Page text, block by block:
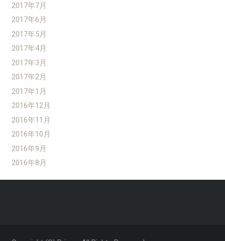
2017年7月
2017年6月
2017年5月
2017年4月
2017年3月
2017年2月
2017年1月
2016年12月
2016年11月
2016年10月
2016年9月
2016年8月